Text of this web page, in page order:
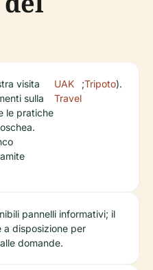
visita
sulla
le pratiche
UAK
Travel
;Tripoto).
pannelli informativi; il
a disposizione per
domande.